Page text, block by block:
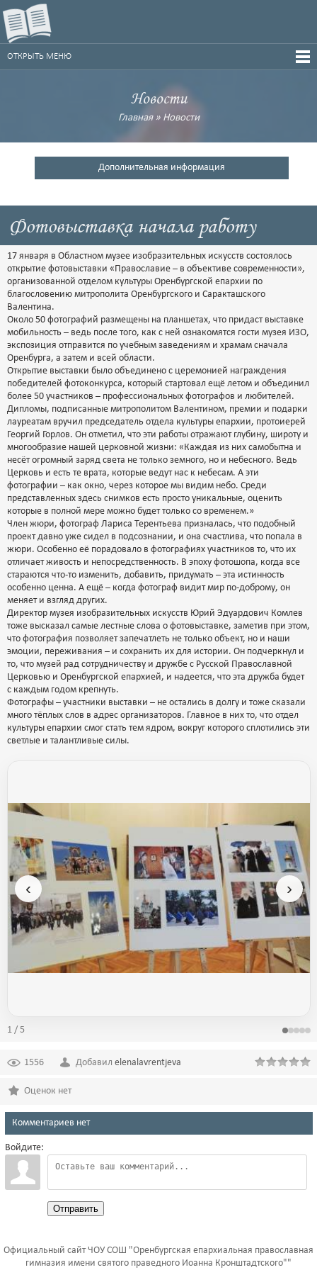
ОТКРЫТЬ МЕНЮ
Новости
Главная» Новости
Дополнительная информация
Фотовыставка начала работу
17 января в Областном музее изобразительных искусств состоялось
открытие фотовыставки «Православие – в объективе современности»,
организованной отделом культуры Оренбургской епархии по
благословению митрополита Оренбургского и Саракташского
Валентина.
Около 50 фотографий размещены на планшетах, что придаст выставке
мобильность – ведь после того, как с ней ознакомятся гости музея ИЗО,
экспозиция отправится по учебным заведениям и храмам сначала
Оренбурга, а затем и всей области.
Открытие выставки было объединено с церемонией награждения
победителей фотоконкурса, который стартовал ещё летом и объединил
более 50 участников – профессиональных фотографов и любителей.
Дипломы, подписанные митрополитом Валентином, премии и подарки
лауреатам вручил председатель отдела культуры епархии, протоиерей
Георгий Горлов. Он отметил, что эти работы отражают глубину, широту и
многообразие нашей церковной жизни: «Каждая из них самобытна и
несёт огромный заряд света не только земного, но и небесного. Ведь
Церковь и есть те врата, которые ведут нас к небесам. А эти
фотографии – как окно, через которое мы видим небо. Среди
представленных здесь снимков есть просто уникальные, оценить
которые в полной мере можно будет только со временем.»
Член жюри, фотограф Лариса Терентьева призналась, что подобный
проект давно уже сидел в подсознании, и она счастлива, что попала в
жюри. Особенно её порадовало в фотографиях участников то, что их
отличает живость и непосредственность. В эпоху фотошопа, когда все
стараются что-то изменить, добавить, придумать – эта истинность
особенно ценна. А ещё – когда фотограф видит мир по-доброму, он
меняет и взгляд других.
Директор музея изобразительных искусств Юрий Эдуардович Комлев
тоже высказал самые лестные слова о фотовыставке, заметив при этом,
что фотография позволяет запечатлеть не только объект, но и наши
эмоции, переживания – и сохранить их для истории. Он подчеркнул и
то, что музей рад сотрудничеству и дружбе с Русской Православной
Церковью и Оренбургской епархией, и надеется, что эта дружба будет
с каждым годом крепнуть.
Фотографы – участники выставки – не остались в долгу и тоже сказали
много тёплых слов в адрес организаторов. Главное в них то, что отдел
культуры епархии смог стать тем ядром, вокруг которого сплотились эти
светлые и талантливые силы.
‹ ›
1 / 5
1556 Добавил elenalavrentjeva
Оценок нет
Комментариев нет
Войдите:
Отправить
Официальный сайт ЧОУ СОШ "Оренбургская епархиальная православная
гимназия имени святого праведного Иоанна Кронштадтского""